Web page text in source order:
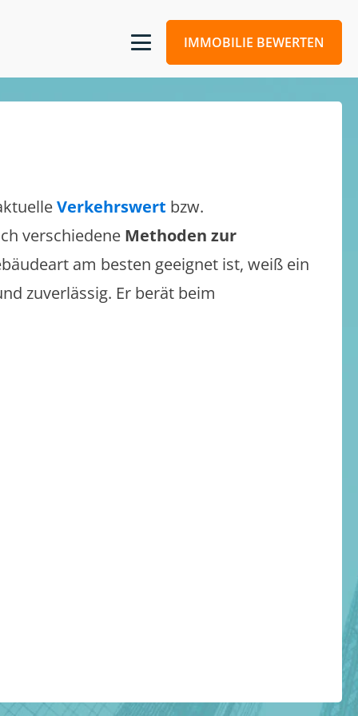
IMMOBILIE BEWERTEN
Verkehrswert bzw.
verschiedene Methoden zur
am besten geeignet ist, weiß ein
zuverlässig. Er berät beim